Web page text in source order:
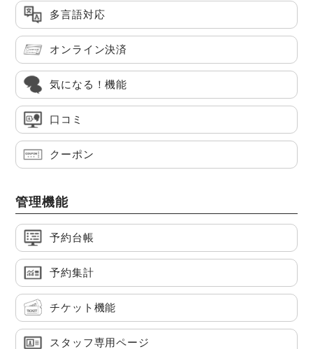
多言語対応
オンライン決済
気になる！機能
口コミ
クーポン
管理機能
予約台帳
予約集計
チケット機能
スタッフ専用ページ